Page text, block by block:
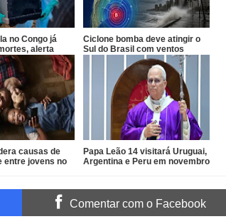
no Congo já
alerta
Ciclone bomba deve atingir o
Sul do Brasil com ventos
acima de 100 km/h
causas de
entre jovens no
Papa Leão 14 visitará Uruguai,
Argentina e Peru em novembro
Comentar com o Facebook